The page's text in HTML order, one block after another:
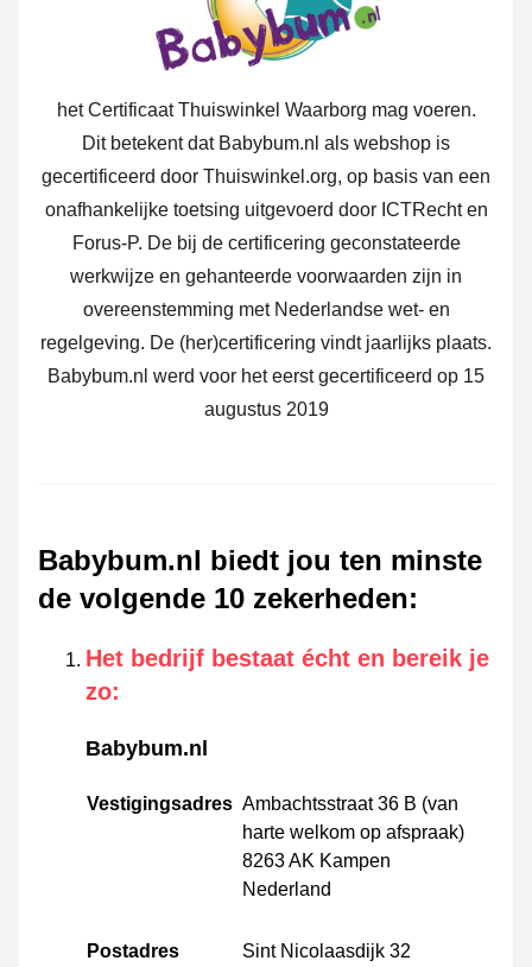
het Certificaat Thuiswinkel Waarborg mag voeren.
Dit betekent dat Babybum.nl als webshop is
gecertificeerd door Thuiswinkel.org, op basis van een
onafhankelijke toetsing uitgevoerd door ICTRecht en
Forus-P. De bij de certificering geconstateerde
werkwijze en gehanteerde voorwaarden zijn in
overeenstemming met Nederlandse wet- en
regelgeving. De (her)certificering vindt jaarlijks plaats.
Babybum.nl werd voor het eerst gecertificeerd op 15
augustus 2019
Babybum.nl biedt jou ten minste
de volgende 10 zekerheden:
Het bedrijf bestaat écht en bereik je
zo:
Babybum.nl
Vestigingsadres Ambachtsstraat 36 B (van
harte welkom op afspraak)
8263 AK Kampen
Nederland
Postadres
Sint Nicolaasdijk 32